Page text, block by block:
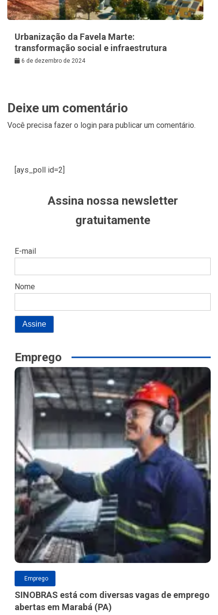
Urbanização da Favela Marte:
transformação social e infraestrutura
6 de dezembro de 2024
Deixe um comentário
Você precisa fazer o login para publicar um comentário.
[ays_poll id=2]
Assina nossa newsletter
gratuitamente
E-mail
Nome
Emprego
Emprego
SINOBRAS está com diversas vagas de emprego
abertas em Marabá (PA)